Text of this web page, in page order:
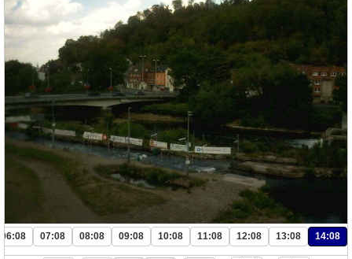
06:08 07:08 08:08 09:08 10:08 11:08 12:08 13:08 14:08